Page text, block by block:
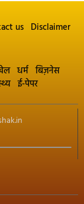
us Disclaimer
धर्म बिज़नेस
ई-पेपर